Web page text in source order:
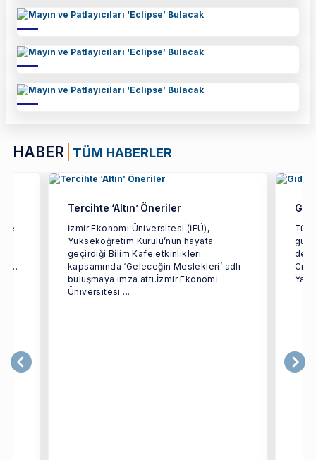
HABER TÜM HABERLER
...
Tercihte ‘Altın’ Öneriler
İzmir Ekonomi Üniversitesi (İEÜ),
Yükseköğretim Kurulu’nun hayata
geçirdiği Bilim Kafe etkinlikleri
kapsamında ‘Geleceğin Meslekleri’ adlı
buluşmaya imza attı.İzmir Ekonomi
Üniversitesi ...